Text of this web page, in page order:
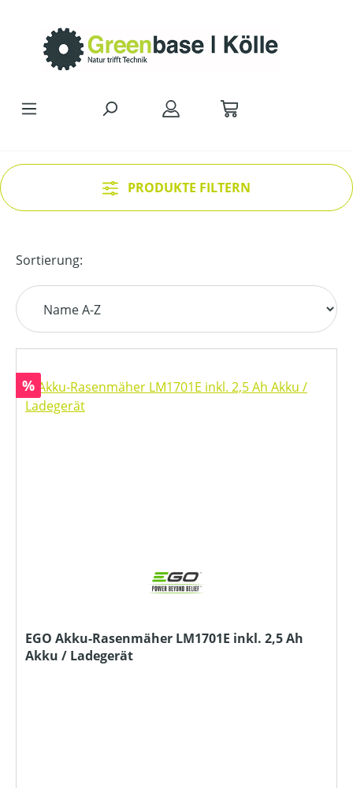
PRODUKTE FILTERN
Sortierung:
Rabatt
%
EGO Akku-Rasenmäher LM1701E inkl. 2,5 Ah
Akku / Ladegerät